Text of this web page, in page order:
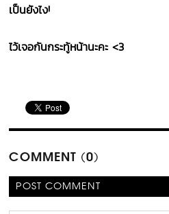
เป็นยังไง!
ไว้เจอกันกระทู้หน้านะคะ <3
COMMENT (0)
POST COMMENT